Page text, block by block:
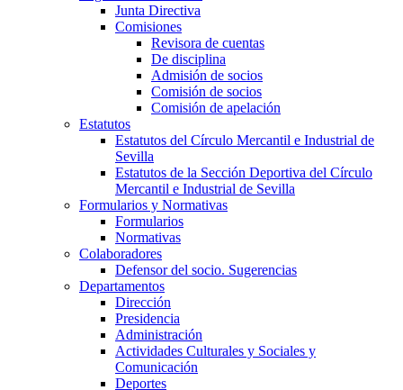
Junta Directiva
Comisiones
Revisora de cuentas
De disciplina
Admisión de socios
Comisión de socios
Comisión de apelación
Estatutos
Estatutos del Círculo Mercantil e Industrial de
Sevilla
Estatutos de la Sección Deportiva del Círculo
Mercantil e Industrial de Sevilla
Formularios y Normativas
Formularios
Normativas
Colaboradores
Defensor del socio. Sugerencias
Departamentos
Dirección
Presidencia
Administración
Actividades Culturales y Sociales y
Comunicación
Deportes